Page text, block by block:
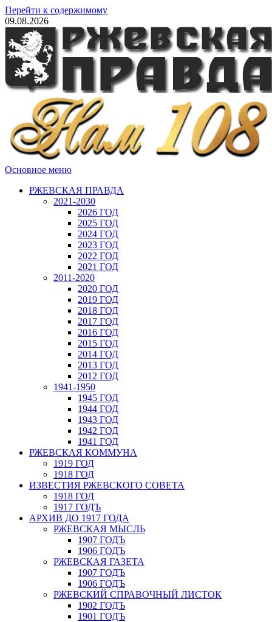
Перейти к содержимому
09.08.2026
Основное меню
РЖЕВСКАЯ ПРАВДА
2021-2030
2026 ГОД
2025 ГОД
2024 ГОД
2023 ГОД
2022 ГОД
2021 ГОД
2011-2020
2020 ГОД
2019 ГОД
2018 ГОД
2017 ГОД
2016 ГОД
2015 ГОД
2014 ГОД
2013 ГОД
2012 ГОД
1941-1950
1945 ГОД
1944 ГОД
1943 ГОД
1942 ГОД
1941 ГОД
РЖЕВСКАЯ КОММУНА
1919 ГОД
1918 ГОД
ИЗВЕСТИЯ РЖЕВСКОГО СОВЕТА
1918 ГОД
1917 ГОДЪ
АРХИВ ДО 1917 ГОДА
РЖЕВСКАЯ МЫСЛЬ
1907 ГОДЪ
1906 ГОДЪ
РЖЕВСКАЯ ГАЗЕТА
1907 ГОДЪ
1906 ГОДЪ
РЖЕВСКИЙ СПРАВОЧНЫЙ ЛИСТОК
1902 ГОДЪ
1901 ГОДЪ